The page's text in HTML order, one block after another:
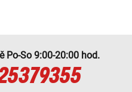
Po-So 9:00-20:00 hod.